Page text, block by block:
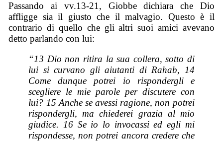
Passando ai vv.13-21, Giobbe dichiara che Dio
affligge sia il giusto che il malvagio. Questo è il
contrario di quello che gli altri suoi amici avevano
detto parlando con lui:
“13 Dio non ritira la sua collera, sotto di
lui si curvano gli aiutanti di Rahab, 14
Come dunque potrei io rispondergli e
scegliere le mie parole per discutere con
lui? 15 Anche se avessi ragione, non potrei
rispondergli, ma chiederei grazia al mio
giudice. 16 Se io lo invocassi ed egli mi
rispondesse, non potrei ancora credere che